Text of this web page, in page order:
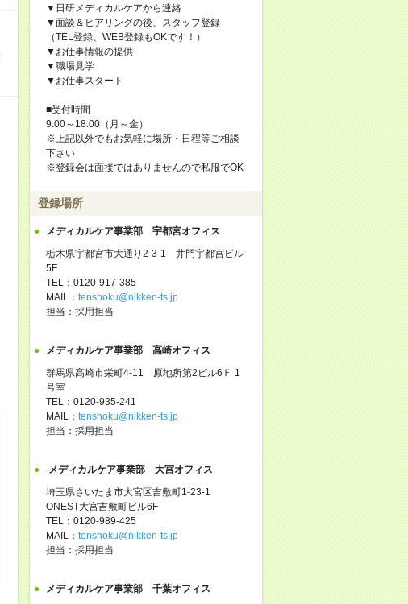
▼日研メディカルケアから連絡
▼面談＆ヒアリングの後、スタッフ登録
（TEL登録、WEB登録もOKです！）
▼お仕事情報の提供
▼職場見学
▼お仕事スタート
■受付時間
9:00～18:00（月～金）
※上記以外でもお気軽に場所・日程等ご相談
下さい
※登録会は面接ではありませんので私服でOK
登録場所
メディカルケア事業部 宇都宮オフィス
栃木県宇都宮市大通り2-3-1 井門宇都宮ビル
5F
TEL：0120-917-385
MAIL： tenshoku@nikken-ts.jp
担当：採用担当
メディカルケア事業部 高崎オフィス
群馬県高崎市栄町4-11 原地所第2ビル6Ｆ 1
号室
TEL：0120-935-241
MAIL： tenshoku@nikken-ts.jp
担当：採用担当
メディカルケア事業部 大宮オフィス
埼玉県さいたま市大宮区吉敷町1-23-1
ONEST大宮吉敷町ビル6F
TEL：0120-989-425
MAIL： tenshoku@nikken-ts.jp
担当：採用担当
メディカルケア事業部 千葉オフィス